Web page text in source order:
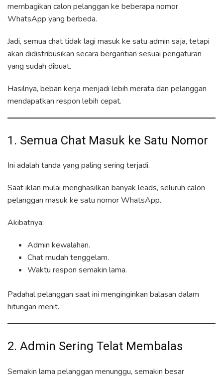
membagikan calon pelanggan ke beberapa nomor
WhatsApp yang berbeda.
Jadi, semua chat tidak lagi masuk ke satu admin saja, tetapi
akan didistribusikan secara bergantian sesuai pengaturan
yang sudah dibuat.
Hasilnya, beban kerja menjadi lebih merata dan pelanggan
mendapatkan respon lebih cepat.
1. Semua Chat Masuk ke Satu Nomor
Ini adalah tanda yang paling sering terjadi.
Saat iklan mulai menghasilkan banyak leads, seluruh calon
pelanggan masuk ke satu nomor WhatsApp.
Akibatnya:
Admin kewalahan.
Chat mudah tenggelam.
Waktu respon semakin lama.
Padahal pelanggan saat ini menginginkan balasan dalam
hitungan menit.
2. Admin Sering Telat Membalas
Semakin lama pelanggan menunggu, semakin besar